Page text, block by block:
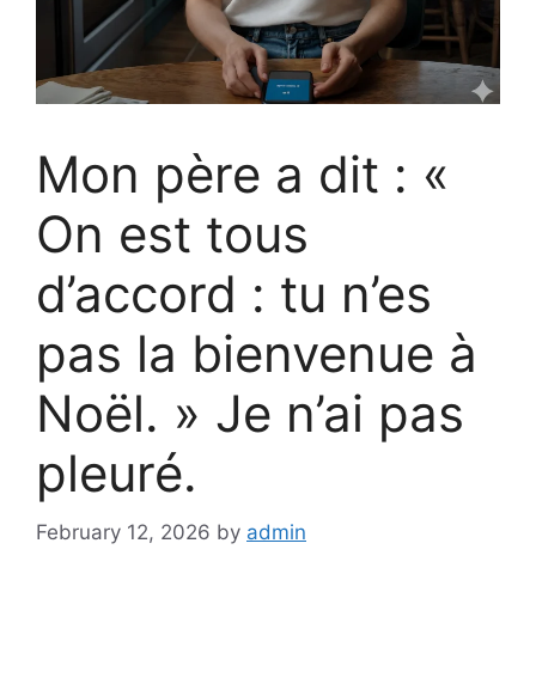
Mon père a dit : «
On est tous
d’accord : tu n’es
pas la bienvenue à
Noël. » Je n’ai pas
pleuré.
February 12, 2026 by admin